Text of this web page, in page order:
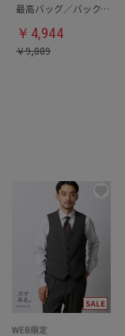
最高バッグ／バックパック
￥ 4,944
￥9,889